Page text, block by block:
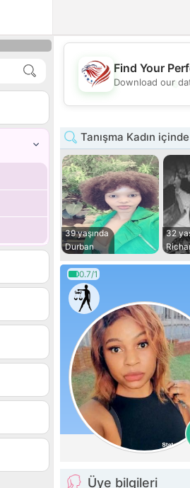
💖
Find Your
Download our
Tanışma Kadın
39 yaşında
Durban
32
0.7/1
Üye bilgileri